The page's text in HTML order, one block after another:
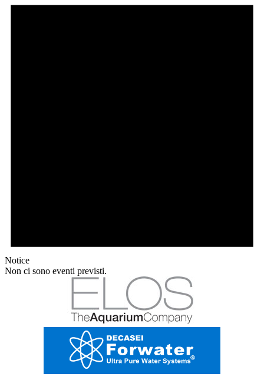
Notice
Non ci sono eventi previsti.